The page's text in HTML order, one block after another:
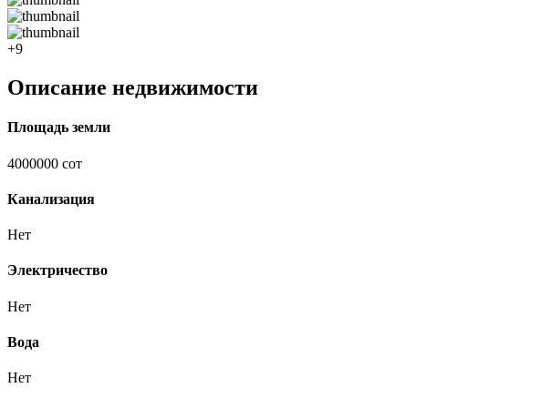
+9
Описание недвижимости
Площадь земли
4000000 сот
Канализация
Нет
Электричество
Нет
Вода
Нет